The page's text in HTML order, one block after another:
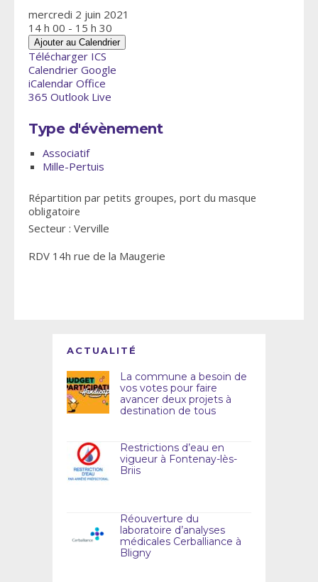
mercredi 2 juin 2021
14 h 00 - 15 h 30
Ajouter au Calendrier
Télécharger ICS
Calendrier Google
iCalendar Office
365 Outlook Live
Type d'évènement
Associatif
Mille-Pertuis
Répartition par petits groupes, port du masque
obligatoire
Secteur : Verville
RDV 14h rue de la Maugerie
ACTUALITÉ
La commune a besoin de
vos votes pour faire
avancer deux projets à
destination de tous
Restrictions d’eau en
vigueur à Fontenay-lès-
Briis
Réouverture du
laboratoire d’analyses
médicales Cerballiance à
Bligny